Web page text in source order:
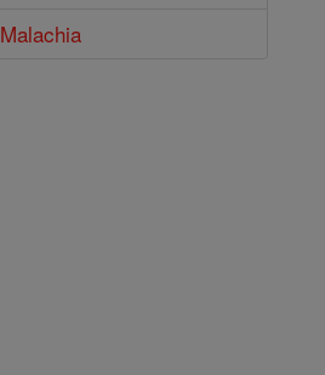
Malachia